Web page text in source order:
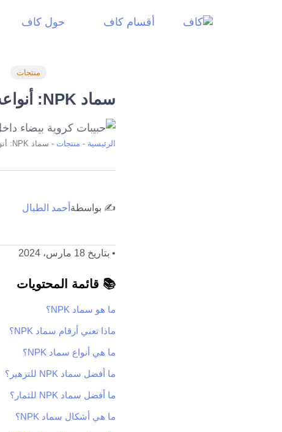
أقسام كاف حول كاف
منتجات
سماد NPK: أنواعه، أشكاله، وطريقة استعماله
الرئيسية - منتجات - سماد NPK: أنواعه، أشكاله، وطريقة استعماله
✍️ بواسطة أحمد الطبال
• بتاريخ 18 مارس، 2024
📚 قائمة المحتويات
ما هو سماد NPK؟
ماذا تعني أرقام سماد NPK؟
ما هي أنواع سماد NPK؟
ما أفضل سماد NPK للتزهير؟
ما أفضل سماد NPK للثمار؟
ما هي أشكال سماد NPK؟